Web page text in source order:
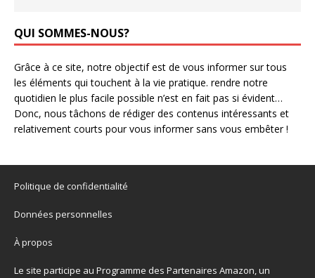
QUI SOMMES-NOUS?
Grâce à ce site, notre objectif est de vous informer sur tous
les éléments qui touchent à la vie pratique. rendre notre
quotidien le plus facile possible n’est en fait pas si évident…
Donc, nous tâchons de rédiger des contenus intéressants et
relativement courts pour vous informer sans vous embêter !
Politique de confidentialité
Données personnelles
À propos
Le site participe au Programme des Partenaires Amazon, un